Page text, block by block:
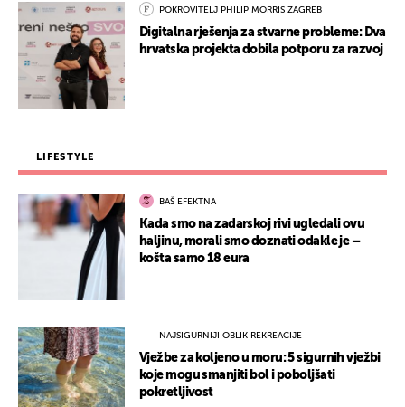
POKROVITELJ PHILIP MORRIS ZAGREB
Digitalna rješenja za stvarne probleme: Dva
hrvatska projekta dobila potporu za razvoj
LIFESTYLE
BAŠ EFEKTNA
Kada smo na zadarskoj rivi ugledali ovu
haljinu, morali smo doznati odakle je –
košta samo 18 eura
NAJSIGURNIJI OBLIK REKREACIJE
Vježbe za koljeno u moru: 5 sigurnih vježbi
koje mogu smanjiti bol i poboljšati
pokretljivost